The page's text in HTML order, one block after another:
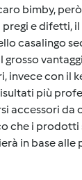
bimby,
e difetti,
casalingo
invece con il
più
accessori da
che i prodotti
in base alle